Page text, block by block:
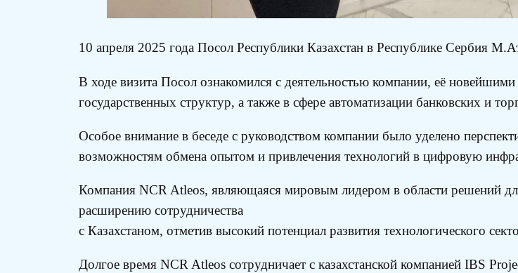
10 апреля 2025 года Посол Республики Казахстан в Республике Сербия
В ходе визита Посол ознакомился с деятельностью компании, её
государственных структур, а также в сфере автоматизации банковских и
Особое внимание в беседе с руководством компании было уделено
возможностям обмена опытом и привлечения технологий в цифровую
Компания NCR Atleos, являющаяся мировым лидером в области решений
расширению сотрудничества
с Казахстаном, отметив высокий потенциал развития технологического
Долгое время NCR Atleos сотрудничает с казахстанской компанией IBS